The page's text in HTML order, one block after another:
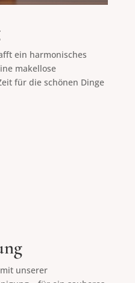
ein harmonisches
makellose
für die schönen Dinge
unserer